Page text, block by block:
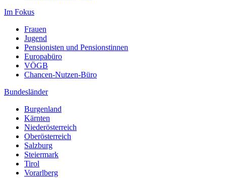
Im Fokus
Frauen
Jugend
Pensionisten und Pensionstinnen
Europabüro
VÖGB
Chancen-Nutzen-Büro
Bundesländer
Burgenland
Kärnten
Niederösterreich
Oberösterreich
Salzburg
Steiermark
Tirol
Vorarlberg